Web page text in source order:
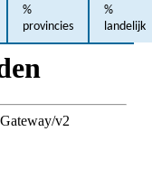
%
provincies
%
landelijk